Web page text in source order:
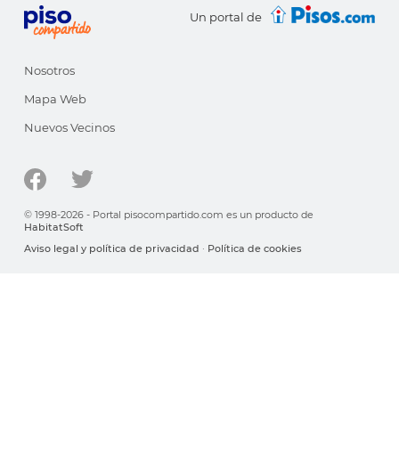
Un portal de
Nosotros
Mapa Web
Nuevos Vecinos
© 1998-2026 - Portal pisocompartido.com es un producto de
HabitatSoft
Aviso legal y política de privacidad · Política de cookies